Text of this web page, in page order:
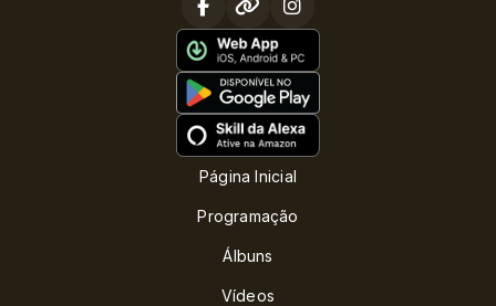
Página Inicial
Programação
Álbuns
Vídeos